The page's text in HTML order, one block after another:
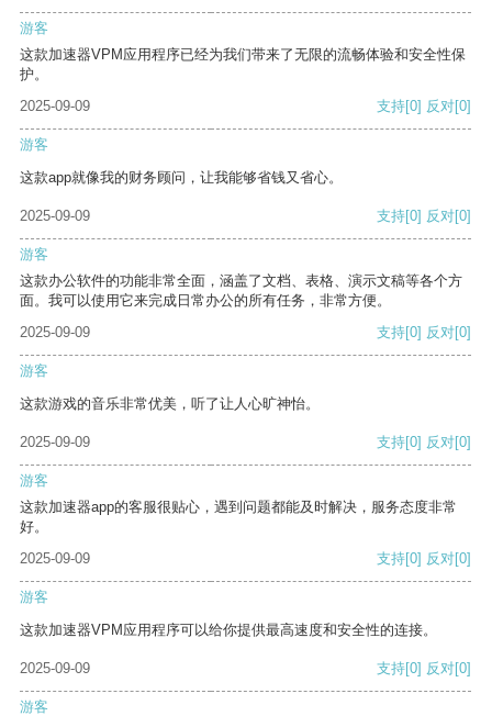
游客
这款加速器VPM应用程序已经为我们带来了无限的流畅体验和安全性保
护。
2025-09-09
支持[0] 反对[0]
游客
这款app就像我的财务顾问，让我能够省钱又省心。
2025-09-09 支持[0] 反对[0]
游客
这款办公软件的功能非常全面，涵盖了文档、表格、演示文稿等各个方
面。我可以使用它来完成日常办公的所有任务，非常方便。
2025-09-09
支持[0] 反对[0]
游客
这款游戏的音乐非常优美，听了让人心旷神怡。
2025-09-09 支持[0] 反对[0]
游客
这款加速器app的客服很贴心，遇到问题都能及时解决，服务态度非常
好。
2025-09-09
支持[0] 反对[0]
游客
这款加速器VPM应用程序可以给你提供最高速度和安全性的连接。
2025-09-09 支持[0] 反对[0]
游客